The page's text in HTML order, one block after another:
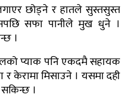
छोड्ने र हातले सुस्तसुस्त
सफा पानीले मुख धुने ।
।
प्याक पनि एकदमै सहायक
केरामा मिसाउने । यसमा दही
।